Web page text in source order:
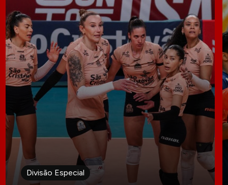
Divisão Especial